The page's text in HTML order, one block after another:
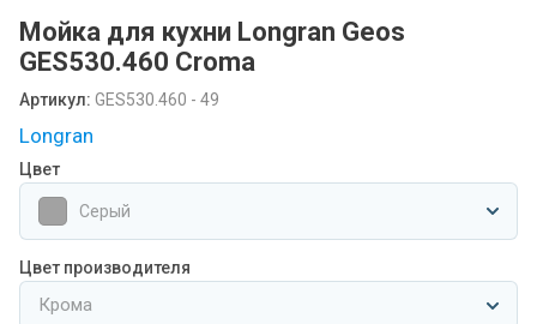
SCANDILUX
SCANDILUX видео-обзор стиральных
машин
Флипбук GRANFEST
Семинар
Мойка для кухни Longran Geos
GES530.460 Croma
Артикул: GES530.460 - 49
Longran
Цвет
Серый
Цвет производителя